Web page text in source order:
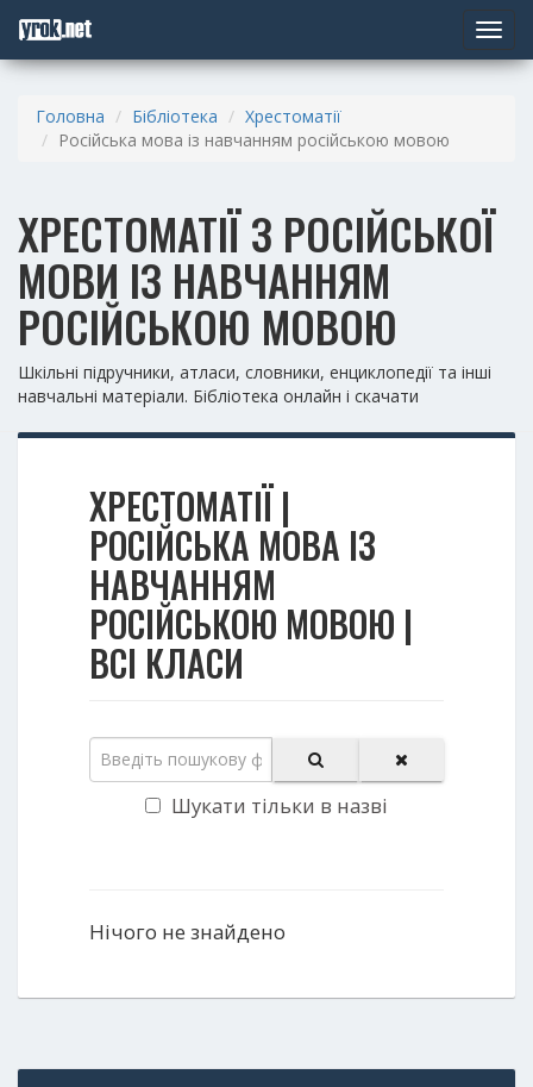
Toggle
Головна Бібліотека
Хрестоматії
Російська мова із навчанням російською мовою
ХРЕСТОМАТІЇ З РОСІЙСЬКОЇ
МОВИ ІЗ НАВЧАННЯМ
РОСІЙСЬКОЮ МОВОЮ
Шкільні підручники, атласи, словники, енциклопедії та інші
навчальні матеріали. Бібліотека онлайн і скачати
ХРЕСТОМАТІЇ |
РОСІЙСЬКА МОВА ІЗ
НАВЧАННЯМ
РОСІЙСЬКОЮ МОВОЮ |
ВСІ КЛАСИ
Шукати тільки в назві
Нічого не знайдено